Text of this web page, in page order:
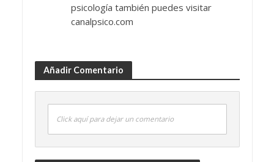
psicología también puedes visitar
canalpsico.com
Añadir Comentario
Click aquí para dejar un comentario